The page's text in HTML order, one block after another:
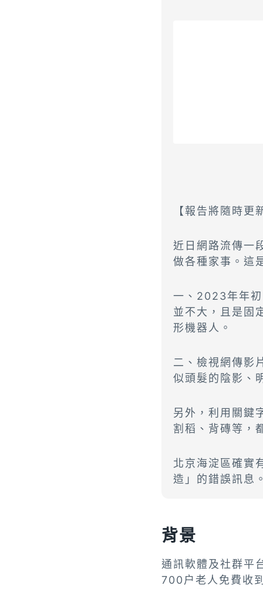
【報告將隨時
近日網路流傳一
做各種家事。這
一、2023年年
並不大，且是固
形機器人。
二、檢視網傳影
似頭髮的陰影、
另外，利用關鍵
割稻、背磚等，
北京海淀區確實
造」的錯誤訊息
背景
通訊軟體及社群平
700户老人免費收